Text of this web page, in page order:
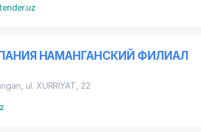
НАМАНГАНСКИЙ ФИЛИАЛ
ul. XURRIYAT , 22